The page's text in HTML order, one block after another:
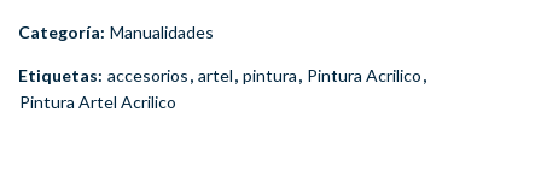
Categoría: Manualidades
Etiquetas: accesorios, artel, pintura, Pintura Acrilico,
Pintura Artel Acrilico